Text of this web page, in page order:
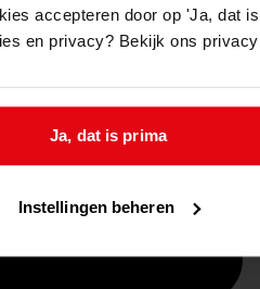
accepteren door op 'Ja, dat
en privacy? Bekijk ons
Ja, dat is prima
Instellingen beheren
Archief